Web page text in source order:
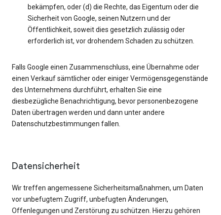
bekämpfen, oder (d) die Rechte, das Eigentum oder die
Sicherheit von Google, seinen Nutzern und der
Öffentlichkeit, soweit dies gesetzlich zulässig oder
erforderlich ist, vor drohendem Schaden zu schützen.
Falls Google einen Zusammenschluss, eine Übernahme oder
einen Verkauf sämtlicher oder einiger Vermögensgegenstände
des Unternehmens durchführt, erhalten Sie eine
diesbezügliche Benachrichtigung, bevor personenbezogene
Daten übertragen werden und dann unter andere
Datenschutzbestimmungen fallen.
Datensicherheit
Wir treffen angemessene Sicherheitsmaßnahmen, um Daten
vor unbefugtem Zugriff, unbefugten Änderungen,
Offenlegungen und Zerstörung zu schützen. Hierzu gehören